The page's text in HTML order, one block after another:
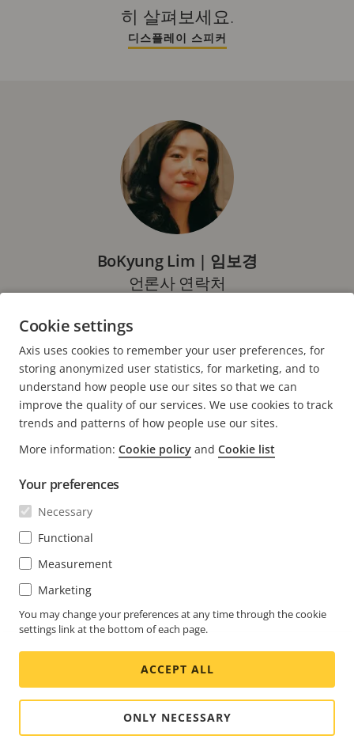
히 살펴보세요.
디스플레이 스피커
BoKyung Lim | 임보경
언론사 연락처
전화번호: +82-2-818-2120
이메일:
bk.lim@axis.com
Axis 연락처
Axis Experience Center
뉴스 및 사례
Life at Axis
Engineering at Axis
구독
뉴스레터 신청
Axis Security Notification 이메일 구독
SOUTH KOREA / 한국어 뉴스룸
Social
Media
Facebook
Linkedin
Youtube
X
(Twitter)
Instagram
Cookie settings Imprint
Cookie settings
Axis uses cookies to remember your user preferences, for
storing anonymized user statistics, for marketing, and to
understand how people use our sites so that we can
improve the quality of our services. We use cookies to track
trends and patterns of how people use our sites.
More information: Cookie policy and Cookie list
Your preferences
Necessary
Functional
Measurement
Marketing
You may change your preferences at any time through the cookie
settings link at the bottom of each page.
ACCEPT ALL
ONLY NECESSARY